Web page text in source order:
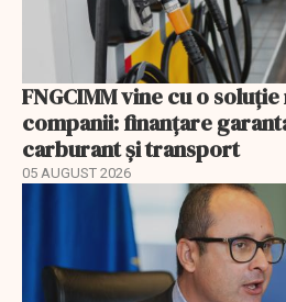
FNGCIMM vine cu o
companii: finanțare
carburant și transport
05 AUGUST 2026